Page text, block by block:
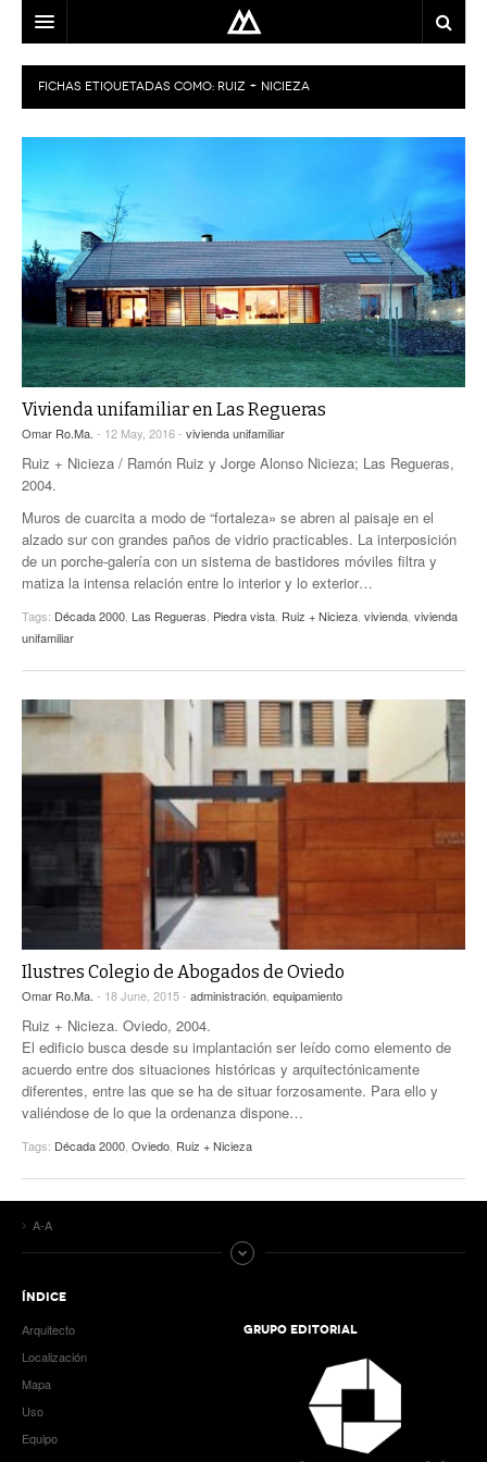
ARQUITECTO
LOCALIZACIÓN
EQUIPO
BLOG
CONTACTO
FICHAS ETIQUETADAS COMO: RUIZ + NICIEZA
Vivienda unifamiliar en Las Regueras
Omar Ro.Ma. - 12 May, 2016 - vivienda unifamiliar
Ruiz + Nicieza / Ramón Ruiz y Jorge Alonso Nicieza; Las Regueras,
2004.
Muros de cuarcita a modo de “fortaleza» se abren al paisaje en el
alzado sur con grandes paños de vidrio practicables. La interposición
de un porche-galería con un sistema de bastidores móviles filtra y
matiza la intensa relación entre lo interior y lo exterior…
Tags: Década 2000 Las Regueras Piedra vista Ruiz + Nicieza vivienda vivienda
unifamiliar
Ilustres Colegio de Abogados de Oviedo
Omar Ro.Ma. - 18 June, 2015 - administración equipamiento
Ruiz + Nicieza. Oviedo, 2004.
El edificio busca desde su implantación ser leído como elemento de
acuerdo entre dos situaciones históricas y arquitectónicamente
diferentes, entre las que se ha de situar forzosamente. Para ello y
valiéndose de lo que la ordenanza dispone…
Tags: Década 2000 Oviedo Ruiz + Nicieza
A-A
ÍNDICE
Arquitecto
Localización
Mapa
Uso
Equipo
GRUPO EDITORIAL